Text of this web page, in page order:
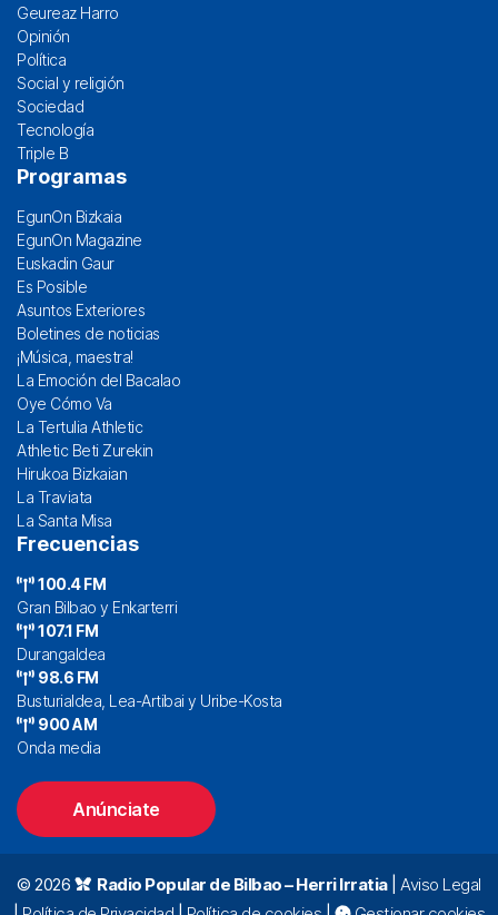
Geureaz Harro
Opinión
Política
Social y religión
Sociedad
Tecnología
Triple B
Programas
EgunOn Bizkaia
EgunOn Magazine
Euskadin Gaur
Es Posible
Asuntos Exteriores
Boletines de noticias
¡Música, maestra!
La Emoción del Bacalao
Oye Cómo Va
La Tertulia Athletic
Athletic Beti Zurekin
Hirukoa Bizkaian
La Traviata
La Santa Misa
Frecuencias
100.4 FM
Gran Bilbao y Enkarterri
107.1 FM
Durangaldea
98.6 FM
Busturialdea, Lea-Artibai y Uribe-Kosta
900 AM
Onda media
Anúnciate
© 2026 Radio Popular de Bilbao – Herri Irratia| Aviso Legal